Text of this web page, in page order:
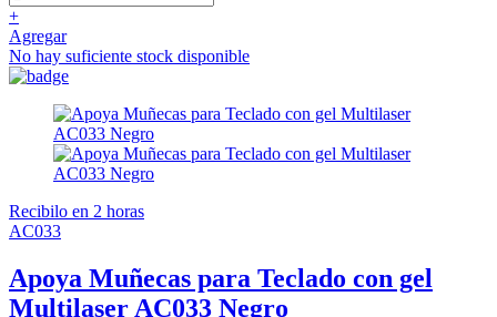
+
Agregar
No hay suficiente stock disponible
Recibilo en 2 horas
AC033
Apoya Muñecas para Teclado con gel
Multilaser AC033 Negro